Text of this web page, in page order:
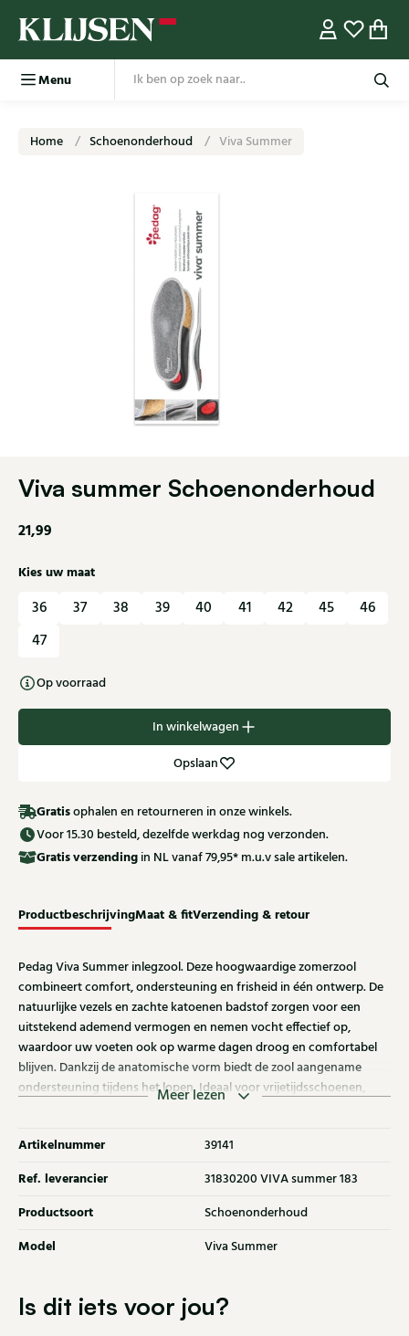
Menu
Home Schoenonderhoud Viva Summer
Viva summer Schoenonderhoud
21,99
Kies uw maat
36 37 38 39 40 41 42 45
46
47
Op voorraad
In winkelwagen
Opslaan
Gratisophalen en retourneren in onze winkels.
Voor 15.30 besteld, dezelfde werkdag nog verzonden.
Gratisverzending in NL vanaf 79,95* m.u.v sale artikelen.
ProductbeschrijvingMaat & fitVerzending & retour
Pedag Viva Summer inlegzool. Deze hoogwaardige zomerzool
combineert comfort, ondersteuning en frisheid in één ontwerp. De
natuurlijke vezels en zachte katoenen badstof zorgen voor een
uitstekend ademend vermogen en nemen vocht effectief op,
waardoor uw voeten ook op warme dagen droog en comfortabel
blijven. Dankzij de anatomische vorm biedt de zool aangename
ondersteuning tijdens het lopen. Ideaal voor vrijetijdsschoenen,
Meer lezen
Artikelnummer 39141
Ref. leverancier 31830200 VIVA summer 183
Productsoort Schoenonderhoud
Model Viva Summer
Is dit iets voor jou?